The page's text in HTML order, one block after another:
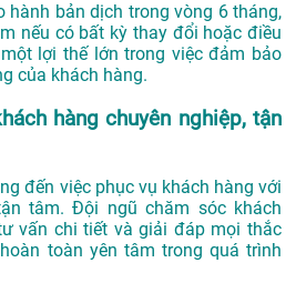
hành bản dịch trong vòng 6 tháng,
nếu có bất kỳ thay đổi hoặc điều
lợi thế lớn trong việc đảm bảo
của khách hàng.
hàng chuyên nghiệp, tận
đến việc phục vụ khách hàng với
tâm. Đội ngũ chăm sóc khách
vấn chi tiết và giải đáp mọi thắc
toàn yên tâm trong quá trình